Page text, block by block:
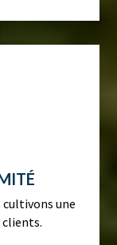
cultivons une